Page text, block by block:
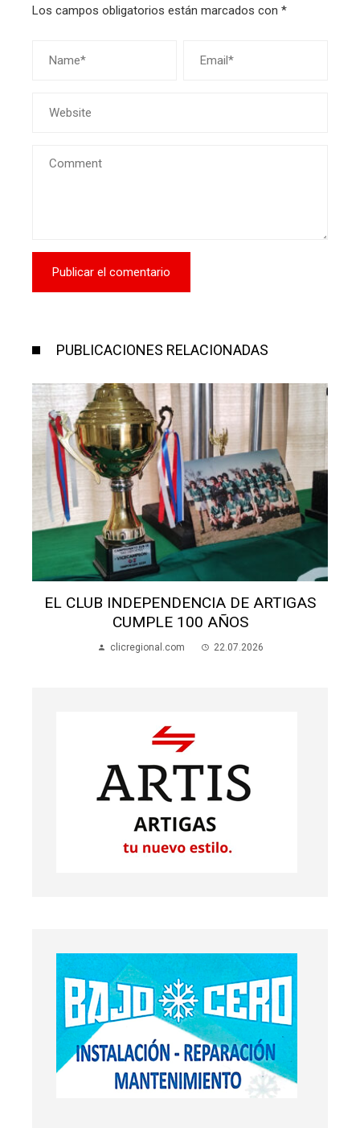
Los campos obligatorios están marcados con *
PUBLICACIONES RELACIONADAS
EL CLUB INDEPENDENCIA DE ARTIGAS
CUMPLE 100 AÑOS
clicregional.com 22.07.2026